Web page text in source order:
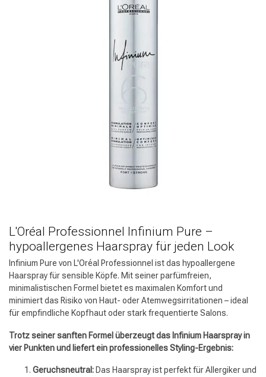
L'Oréal Professionnel Infinium Pure –
hypoallergenes Haarspray für jeden Look
Infinium Pure von L'Oréal Professionnel ist das hypoallergene
Haarspray für sensible Köpfe. Mit seiner parfümfreien,
minimalistischen Formel bietet es maximalen Komfort und
minimiert das Risiko von Haut- oder Atemwegsirritationen – ideal
für empfindliche Kopfhaut oder stark frequentierte Salons.
Trotz seiner sanften Formel überzeugt das Infinium Haarspray in
vier Punkten und liefert ein professionelles Styling-Ergebnis:
Geruchsneutral: Das Haarspray ist perfekt für Allergiker und